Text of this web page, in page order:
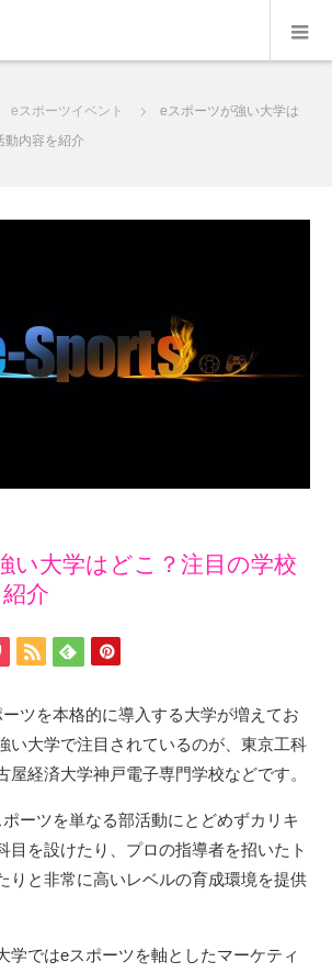
eスポーツイベント
eスポーツが強い大学は
動内容を紹介
い大学はどこ？注目の学校
介
ツを本格的に導入する大学が増えてお
い大学で注目されているのが、東京工科
屋経済大学神戸電子専門学校などです。
ーツを単なる部活動にとどめずカリキ
目を設けたり、プロの指導者を招いたト
りと非常に高いレベルの育成環境を提供
学ではeスポーツを軸としたマーケティ